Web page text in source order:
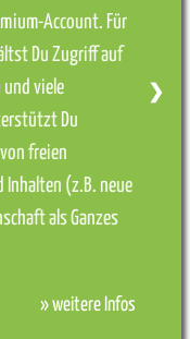
Account. Für
Du Zugriff auf
und viele
Du
freien
Inhalten (z.B. neue
als Ganzes
» weitere Infos
❯